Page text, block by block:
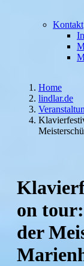
Kontakt
Home
lindlar.de
on
der